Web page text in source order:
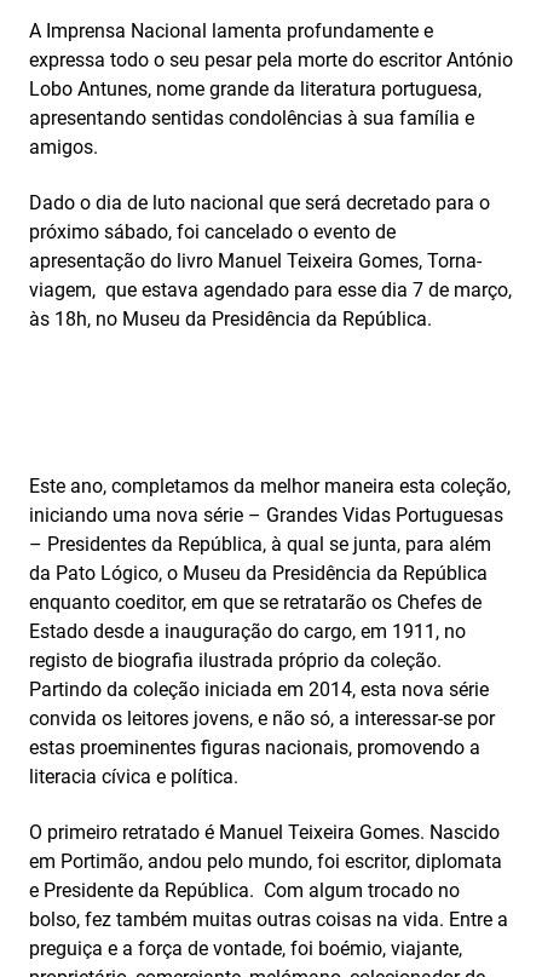
A Imprensa Nacional lamenta profundamente e
expressa todo o seu pesar pela morte do escritor António
Lobo Antunes, nome grande da literatura portuguesa,
apresentando sentidas condolências à sua família e
amigos.
Dado o dia de luto nacional que será decretado para o
próximo sábado, foi cancelado o evento de
apresentação do livro Manuel Teixeira Gomes, Torna-
viagem, que estava agendado para esse dia 7 de março,
às 18h, no Museu da Presidência da República.
Este ano, completamos da melhor maneira esta coleção,
iniciando uma nova série – Grandes Vidas Portuguesas
– Presidentes da República, à qual se junta, para além
da Pato Lógico, o Museu da Presidência da República
enquanto coeditor, em que se retratarão os Chefes de
Estado desde a inauguração do cargo, em 1911, no
registo de biografia ilustrada próprio da coleção.
Partindo da coleção iniciada em 2014, esta nova série
convida os leitores jovens, e não só, a interessar-se por
estas proeminentes figuras nacionais, promovendo a
literacia cívica e política.
O primeiro retratado é Manuel Teixeira Gomes. Nascido
em Portimão, andou pelo mundo, foi escritor, diplomata
e Presidente da República. Com algum trocado no
bolso, fez também muitas outras coisas na vida. Entre a
preguiça e a força de vontade, foi boémio, viajante,